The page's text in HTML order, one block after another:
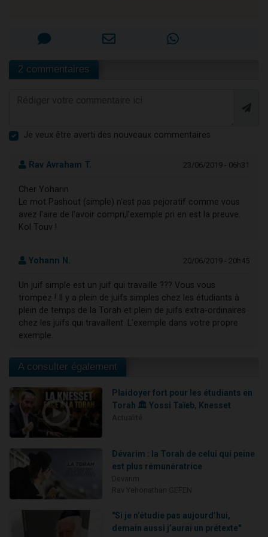
2 commentaires
Je veux être averti des nouveaux commentaires
Rav Avraham T. 23/06/2019 - 06h31
Cher Yohann
Le mot Pashout (simple) n'est pas pejoratif comme vous
avez l'aire de l'avoir compri,l'exemple pri en est la preuve.
Kol Touv !
Yohann N. 20/06/2019 - 20h45
Un juif simple est un juif qui travaille ??? Vous vous
trompez ! Il y a plein de juifs simples chez les étudiants à
plein de temps de la Torah et plein de juifs extra-ordinaires
chez les juifs qui travaillent. L'exemple dans votre propre
exemple.
A consulter également
Plaidoyer fort pour les étudiants en
Torah 🏛️ Yossi Taïeb, Knesset
Dévarim : la Torah de celui qui peine
est plus rémunératrice
"Si je n’étudie pas aujourd’hui,
demain aussi j’aurai un prétexte"